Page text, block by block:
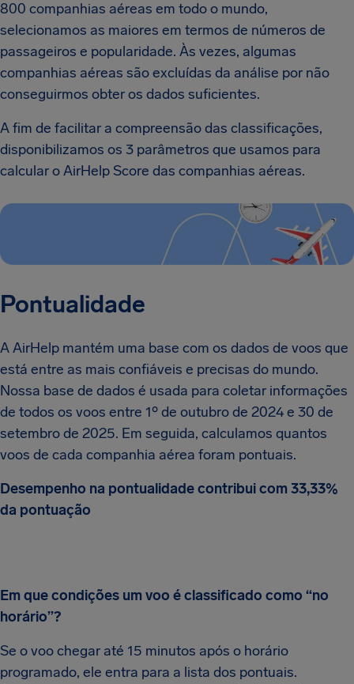
800 companhias aéreas em todo o mundo,
selecionamos as maiores em termos de números de
passageiros e popularidade. Às vezes, algumas
companhias aéreas são excluídas da análise por não
conseguirmos obter os dados suficientes.
A fim de facilitar a compreensão das classificações,
disponibilizamos os 3 parâmetros que usamos para
calcular o AirHelp Score das companhias aéreas.
Pontualidade
A AirHelp mantém uma base com os dados de voos que
está entre as mais confiáveis e precisas do mundo.
Nossa base de dados é usada para coletar informações
de todos os voos entre 1º de outubro de 2024 e 30 de
setembro de 2025. Em seguida, calculamos quantos
voos de cada companhia aérea foram pontuais.
Desempenho na pontualidade contribui com 33,33%
da pontuação
Em que condições um voo é classificado como “no
horário”?
Se o voo chegar até 15 minutos após o horário
programado, ele entra para a lista dos pontuais.